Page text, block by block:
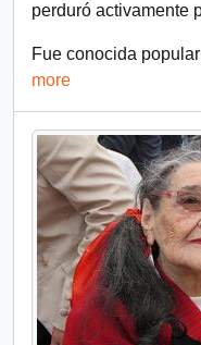
perduró activamente
Fue conocida
more